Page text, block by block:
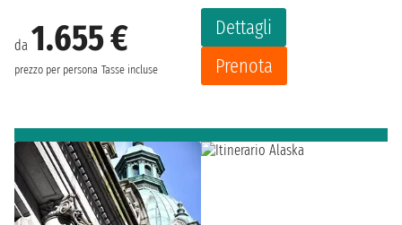
da 1.655 €
prezzo per persona Tasse incluse
Dettagli
Prenota